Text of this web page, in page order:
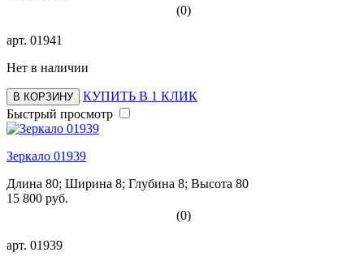
(0)
арт. 01941
Нет в наличии
В КОРЗИНУ
КУПИТЬ В 1 КЛИК
Быстрый просмотр
Зеркало 01939
Длина 80; Ширина 8; Глубина 8; Высота 80
15 800 руб.
(0)
арт. 01939